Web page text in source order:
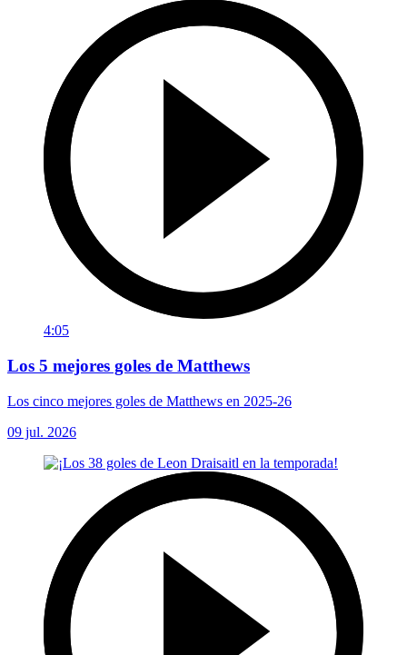
4:05
Los 5 mejores goles de Matthews
Los cinco mejores goles de Matthews en 2025-26
09 jul. 2026